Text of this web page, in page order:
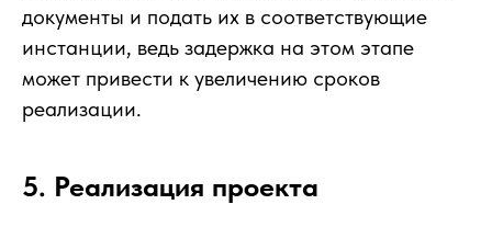
документы и подать их в соответствующие
инстанции, ведь задержка на этом этапе
может привести к увеличению сроков
реализации.
5. Реализация проекта